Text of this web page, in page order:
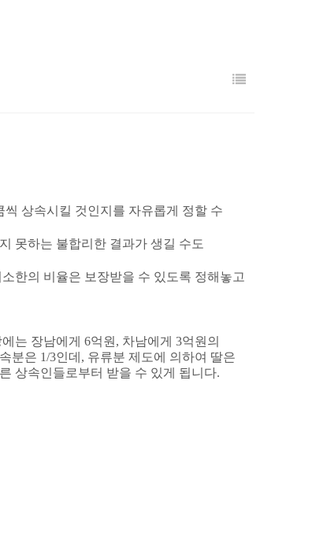
상속시킬 것인지를 자유롭게 정할 수
못하는 불합리한 결과가 생길 수도
한의 비율은 보장받을 수 있도록 정해놓고
는 장남에게 6억원 , 차남에게 3억원의
분은 1/3인데 , 유류분 제도에 의하여 딸은
상속인들로부터 받을 수 있게 됩니다.